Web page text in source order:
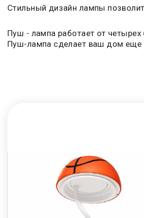
Стильный дизайн лампы
Пуш - лампа работает от
Пуш-лампа сделает ваш дом еще